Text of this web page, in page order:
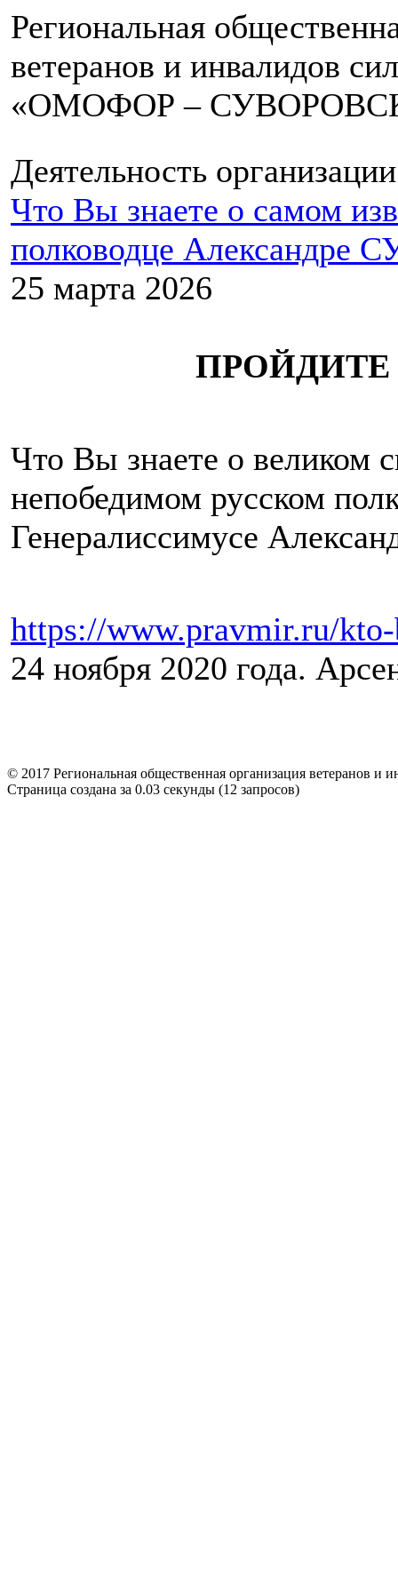
Региональная
ветеранов и инвалидов
«ОМОФОР –
Деятельность организации
Что Вы знаете о самом
полководце Александре
25 марта 2026
ПРОЙДИТЕ
Что Вы знаете о великом
непобедимом русском
Генералиссимусе
https://www.pravmir.ru/
24 ноября 2020 года.
© 2017 Региональная общественная организация
Страница создана за 0.03 секунды (12 запросов)